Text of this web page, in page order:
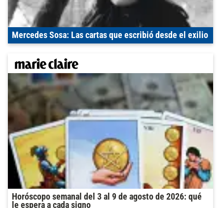
Mercedes Sosa: Las cartas que escribió desde el exilio
Horóscopo semanal del 3 al 9 de agosto de 2026: qué
le espera a cada signo